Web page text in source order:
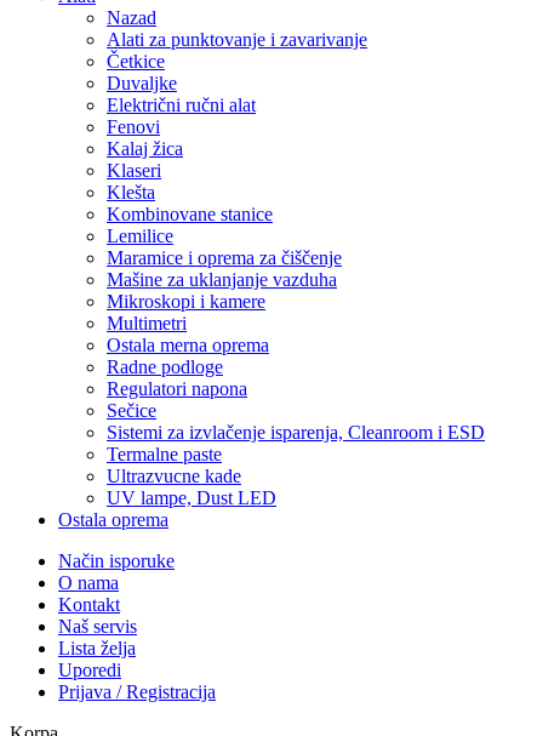
Nazad
Alati za punktovanje i zavarivanje
Četkice
Duvaljke
Električni ručni alat
Fenovi
Kalaj žica
Klaseri
Klešta
Kombinovane stanice
Lemilice
Maramice i oprema za čiščenje
Mašine za uklanjanje vazduha
Mikroskopi i kamere
Multimetri
Ostala merna oprema
Radne podloge
Regulatori napona
Sečice
Sistemi za izvlačenje isparenja, Cleanroom i ESD
Termalne paste
Ultrazvucne kade
UV lampe, Dust LED
Ostala oprema
Način isporuke
O nama
Kontakt
Naš servis
Lista želja
Uporedi
Prijava / Registracija